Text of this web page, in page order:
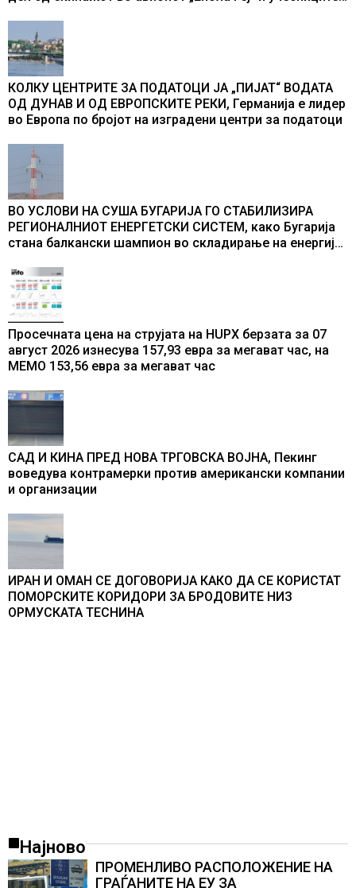
промени текот на историјата
КОЛКУ ЦЕНТРИТЕ ЗА ПОДАТОЦИ ЈА „ПИЈАТ“ ВОДАТА
ОД ДУНАВ И ОД ЕВРОПСКИТЕ РЕКИ, Германија е лидер
во Европа по бројот на изградени центри за податоци
ВО УСЛОВИ НА СУША БУГАРИЈА ГО СТАБИЛИЗИРА
РЕГИОНАЛНИОТ ЕНЕРГЕТСКИ СИСТЕМ, како Бугарија
стана балкански шампион во складирање на енергија
Просечната цена на струјата на HUPX берзата за 07
август 2026 изнесува 157,93 евра за мегават час, на
МЕМО 153,56 евра за мегават час
САД И КИНА ПРЕД НОВА ТРГОВСКА ВОЈНА, Пекинг
воведува контрамерки против американски компании
и организации
ИРАН И ОМАН СЕ ДОГОВОРИЈА КАКО ДА СЕ КОРИСТАТ
ПОМОРСКИТЕ КОРИДОРИ ЗА БРОДОВИТЕ НИЗ
ОРМУСКАТА ТЕСНИНА
Најново
ПРОМЕНЛИВО РАСПОЛОЖЕНИЕ НА
ГРАЃАНИТЕ НА ЕУ ЗА